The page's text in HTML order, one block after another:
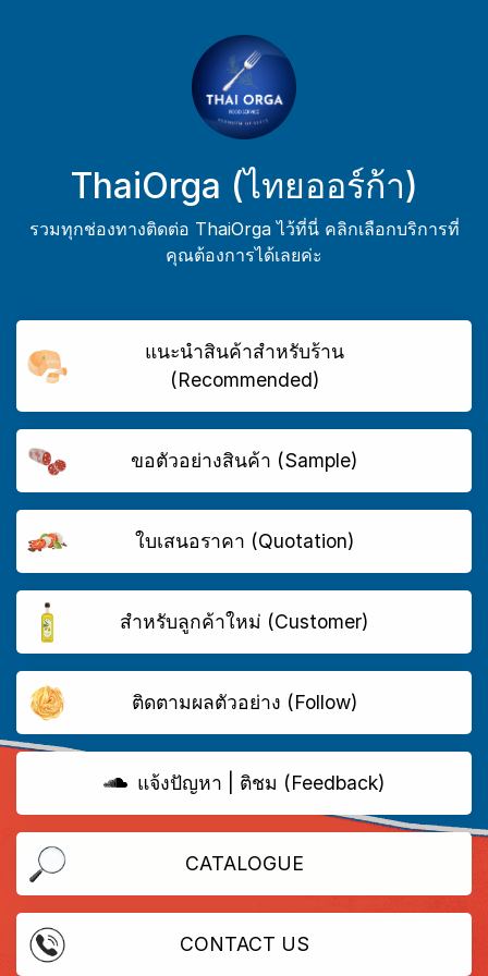
ThaiOrga (ไทยออร์ก้า)
รวมทุกช่องทางติดต่อ ThaiOrga ไว้ที่นี่ คลิกเลือกบริการที่
คุณต้องการได้เลยค่ะ
แนะนำสินค้าสำหรับร้าน
(Recommended)
ขอตัวอย่างสินค้า (Sample)
ใบเสนอราคา (Quotation)
สำหรับลูกค้าใหม่ (Customer)
ติดตามผลตัวอย่าง (Follow)
แจ้งปัญหา | ติชม (Feedback)
CATALOGUE
CONTACT US